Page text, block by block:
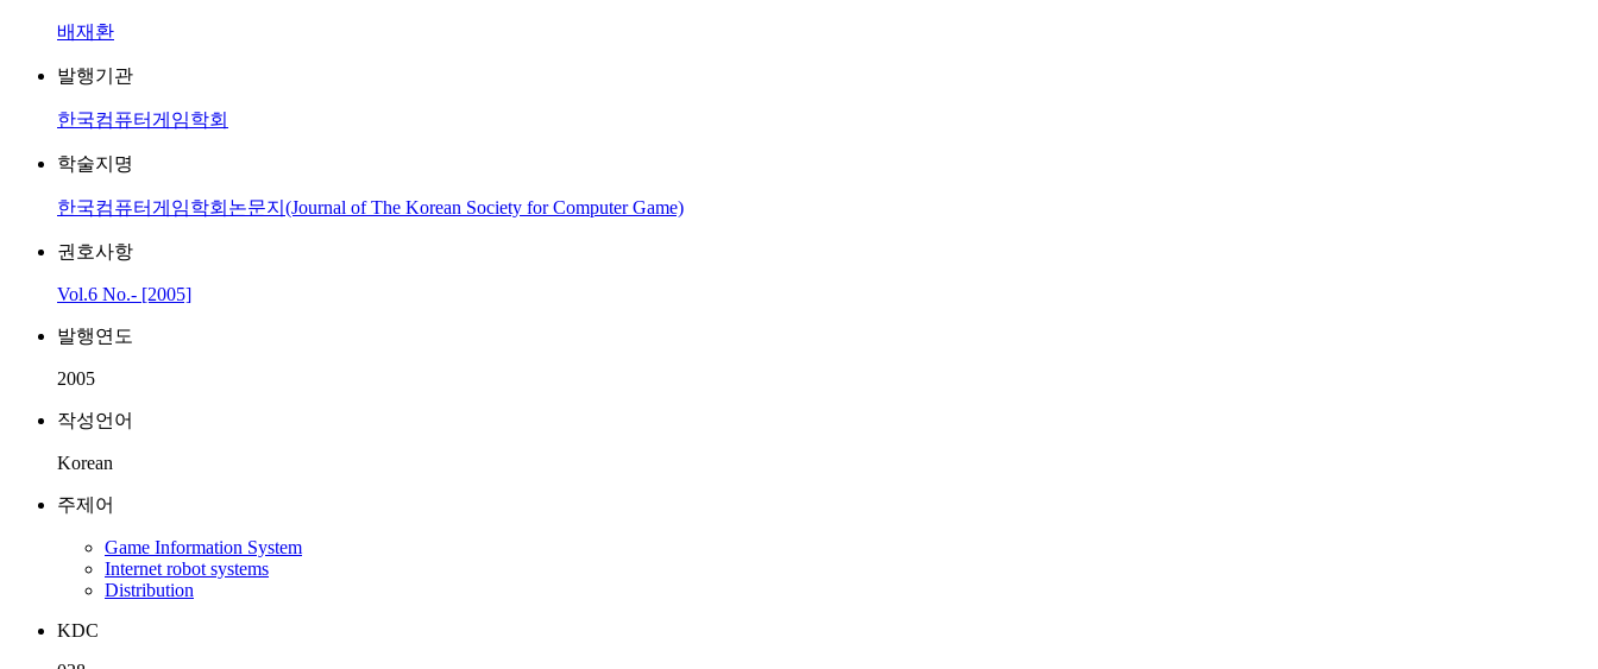
배재환
발행기관
한국컴퓨터게임학회
학술지명
한국컴퓨터게임학회논문지(Journal of The Korean Society for Computer Game)
권호사항
Vol.6 No.- [2005]
발행연도
2005
작성언어
Korean
주제어
Game Information System
Internet robot systems
Distribution
KDC